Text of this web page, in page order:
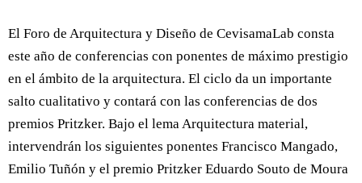
El Foro de Arquitectura y Diseño de CevisamaLab consta
este año de conferencias con ponentes de máximo prestigio
en el ámbito de la arquitectura. El ciclo da un importante
salto cualitativo y contará con las conferencias de dos
premios Pritzker. Bajo el lema Arquitectura material,
intervendrán los siguientes ponentes Francisco Mangado,
Emilio Tuñón y el premio Pritzker Eduardo Souto de Moura